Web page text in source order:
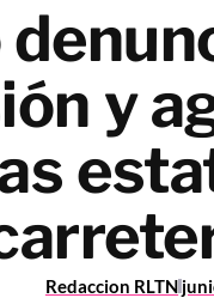
y
Redaccion RLTN